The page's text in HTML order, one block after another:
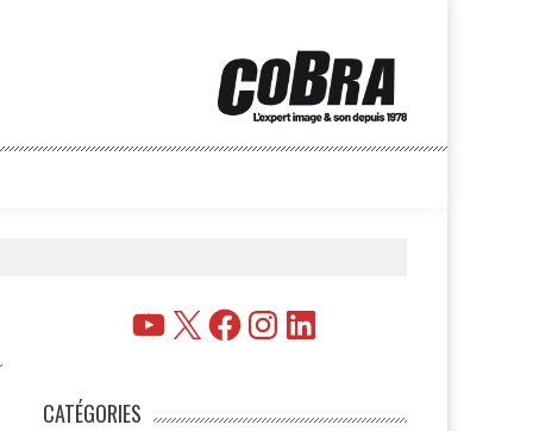
YouTube
X FacebookInstagramLinkedIn
CATÉGORIES